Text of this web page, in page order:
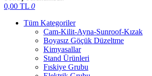
0,00 TL 0
Tüm Kategoriler
Cam-Kilit-Ayna-Sunroof-Kızak
Boyasız Göçük Düzeltme
Kimyasallar
Stand Ürünleri
Fıskiye Grubu